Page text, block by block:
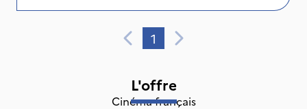
1
L'offre
Cinéma français